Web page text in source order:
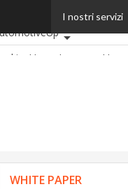
I nostri servizi
InsuranceUp
WHITE PAPER